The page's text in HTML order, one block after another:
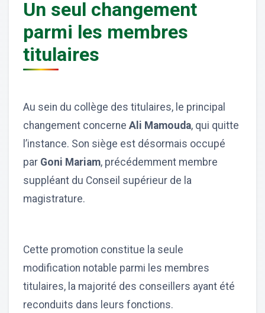
Un seul changement
parmi les membres
titulaires
Au sein du collège des titulaires, le principal
changement concerne Ali Mamouda, qui quitte
l’instance. Son siège est désormais occupé
par Goni Mariam, précédemment membre
suppléant du Conseil supérieur de la
magistrature.
Cette promotion constitue la seule
modification notable parmi les membres
titulaires, la majorité des conseillers ayant été
reconduits dans leurs fonctions.